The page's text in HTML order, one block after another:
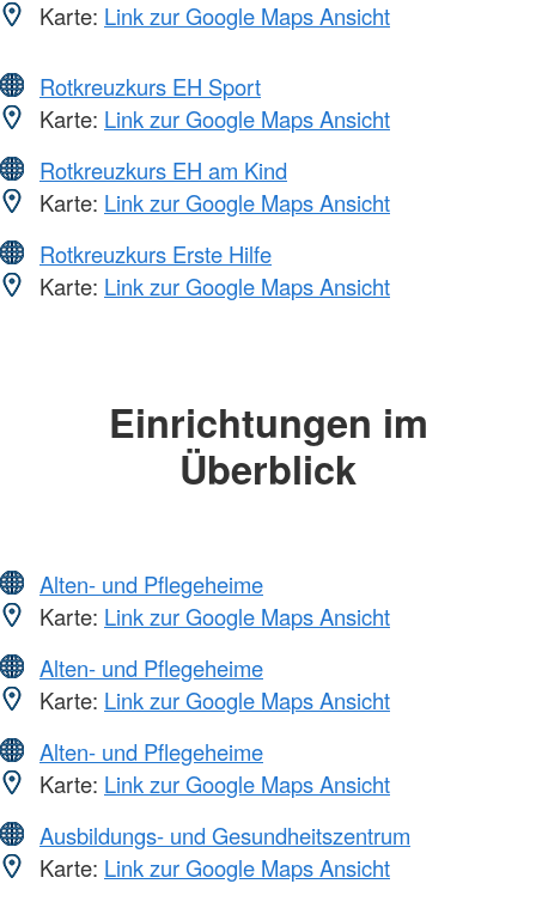
Karte: Link zur Google Maps Ansicht
Rotkreuzkurs EH Sport
Karte: Link zur Google Maps Ansicht
Rotkreuzkurs EH am Kind
Karte: Link zur Google Maps Ansicht
Rotkreuzkurs Erste Hilfe
Karte: Link zur Google Maps Ansicht
Einrichtungen im
Überblick
Alten- und Pflegeheime
Karte: Link zur Google Maps Ansicht
Alten- und Pflegeheime
Karte: Link zur Google Maps Ansicht
Alten- und Pflegeheime
Karte: Link zur Google Maps Ansicht
Ausbildungs- und Gesundheitszentrum
Karte: Link zur Google Maps Ansicht